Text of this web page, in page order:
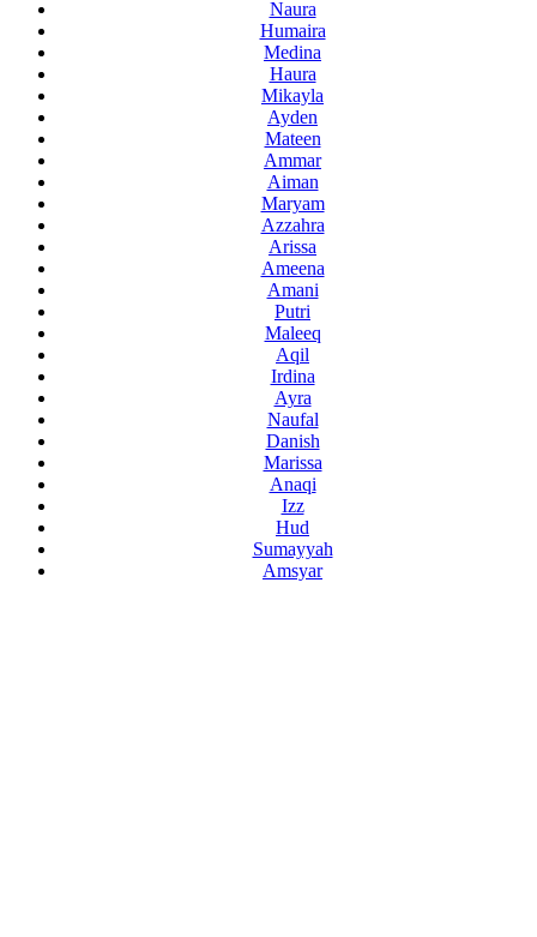
Naura
Humaira
Medina
Haura
Mikayla
Ayden
Mateen
Ammar
Aiman
Maryam
Azzahra
Arissa
Ameena
Amani
Putri
Maleeq
Aqil
Irdina
Ayra
Naufal
Danish
Marissa
Anaqi
Izz
Hud
Sumayyah
Amsyar